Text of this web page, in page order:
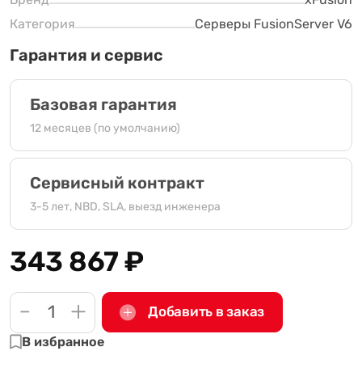
Категория
Серверы FusionServer V6
Гарантия и сервис
Базовая гарантия
12 месяцев (по умолчанию)
Сервисный контракт
3-5 лет, NBD, SLA, выезд инженера
343 867₽
- + Добавить в заказ
В избранное